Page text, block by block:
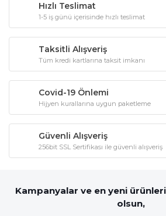
Hızlı Teslimat
1-5 iş günü içerisinde hızlı teslimat
Taksitli Alışveriş
Tüm kredi kartlarına taksit imkanı
Covid-19 Önlemi
Hijyen kurallarına uygun paketleme
Güvenli Alışveriş
256bit SSL Sertifikası ile güvenli alışveriş
Kampanyalar ve en yeni
olsun,